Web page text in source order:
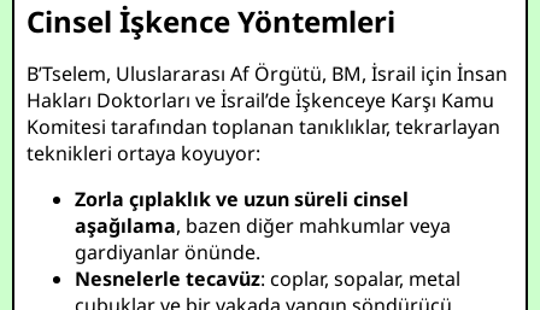
Cinsel İşkence Yöntemleri
B’Tselem, Uluslararası Af Örgütü, BM, İsrail için İnsan
Hakları Doktorları ve İsrail’de İşkenceye Karşı Kamu
Komitesi tarafından toplanan tanıklıklar, tekrarlayan
teknikleri ortaya koyuyor:
Zorla çıplaklık ve uzun süreli cinsel
aşağılama, bazen diğer mahkumlar veya
gardiyanlar önünde.
Nesnelerle tecavüz: coplar, sopalar, metal